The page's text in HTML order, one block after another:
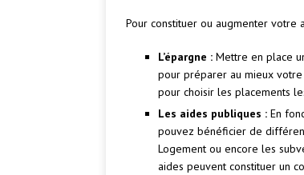
Pour constituer ou augmenter votre
L’épargne : Mettre en place
pour préparer au mieux votre
pour choisir les placements
Les aides publiques : En
pouvez bénéficier de
Logement ou encore les
aides peuvent constituer un